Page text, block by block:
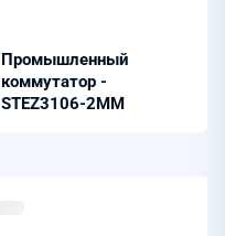
Промышленный
коммутатор -
STEZ3106-2MM